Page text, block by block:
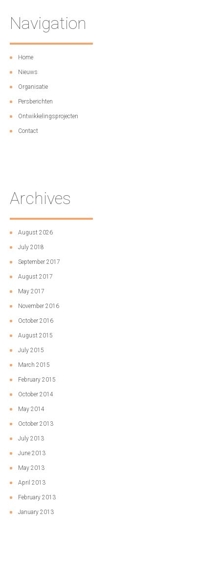
Navigation
Home
Nieuws
Organisatie
Persberichten
Ontwikkelingsprojecten
Contact
Archives
August 2026
July 2018
September 2017
August 2017
May 2017
November 2016
October 2016
August 2015
July 2015
March 2015
February 2015
October 2014
May 2014
October 2013
July 2013
June 2013
May 2013
April 2013
February 2013
January 2013